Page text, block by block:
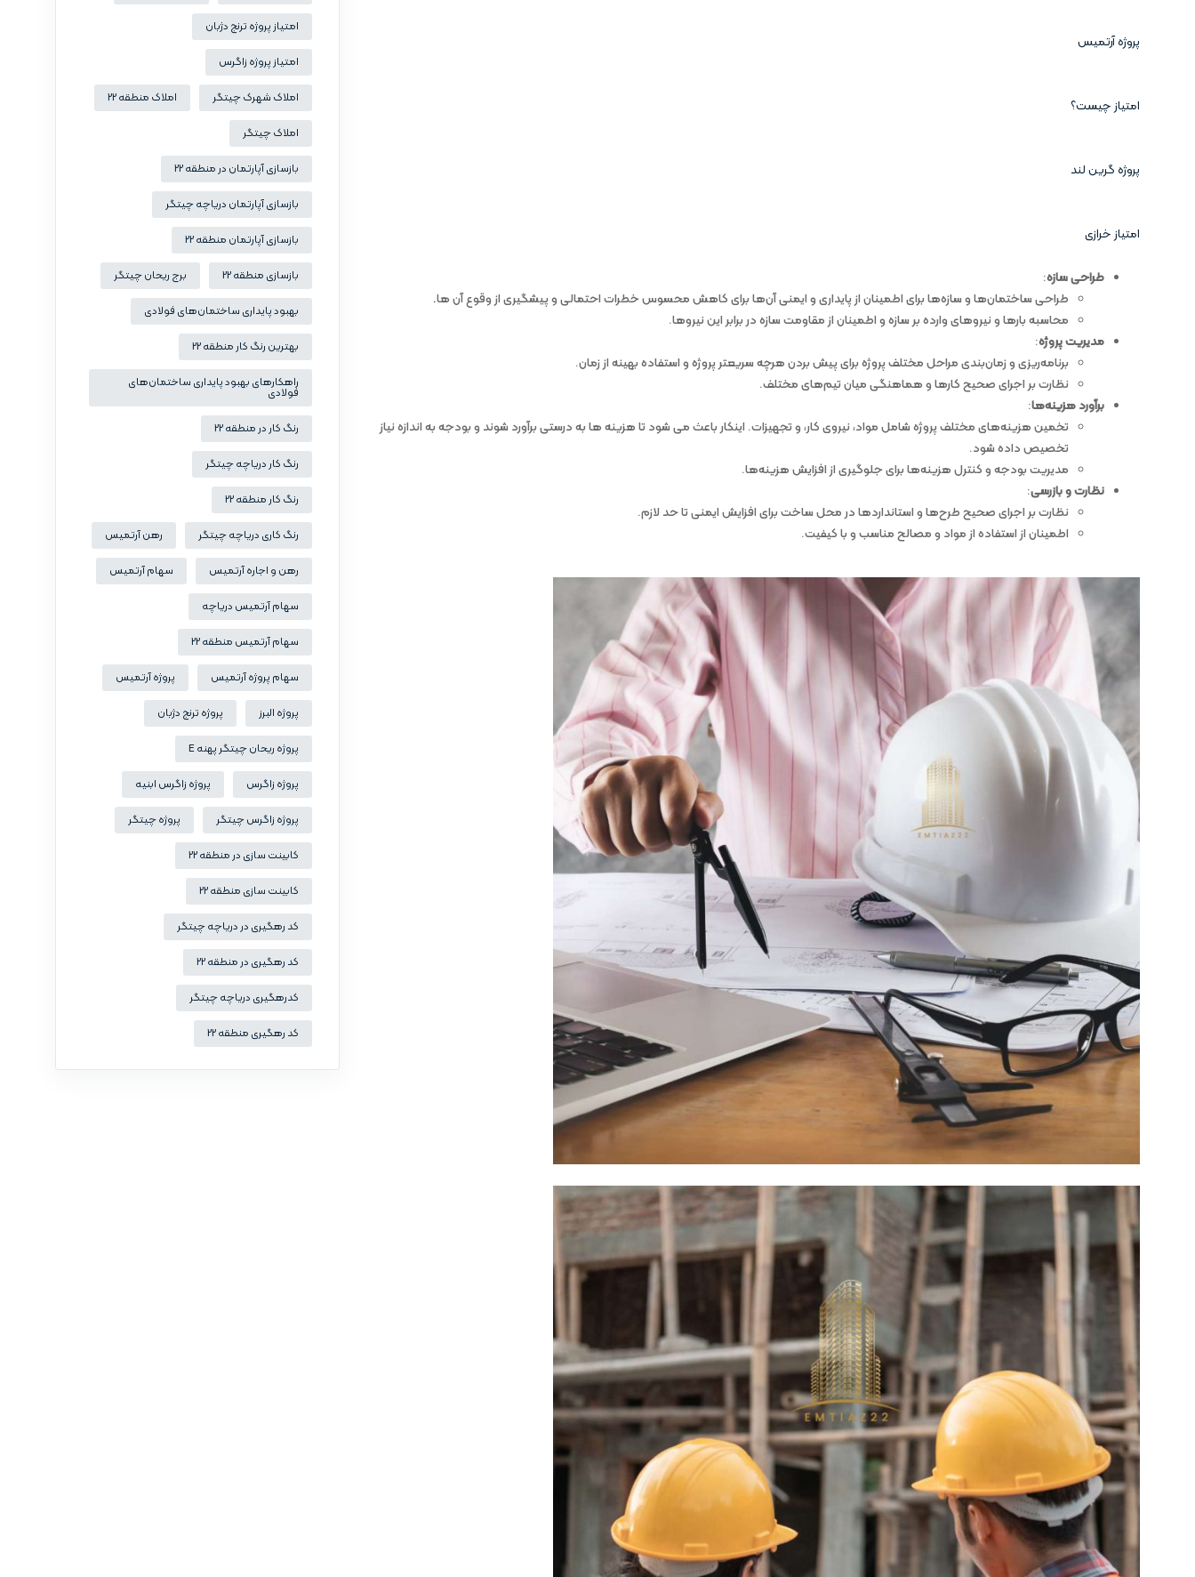
پروژه آرتمیس
امتیاز چیست؟
پروژه گرین لند
امتیاز خرازی
طراحی سازه:
طراحی ساختمان‌ها و سازه‌ها برای اطمینان از پایداری و ایمنی آن‌ها برای کاهش محسوس خطرات احتمالی و پیشگیری از وقوع آن ها.
محاسبه بارها و نیروهای وارده بر سازه و اطمینان از مقاومت سازه در برابر این نیروها.
مدیریت پروژه:
برنامه‌ریزی و زمان‌بندی مراحل مختلف پروژه برای پیش بردن هرچه سریعتر پروژه و استفاده بهینه از زمان.
نظارت بر اجرای صحیح کارها و هماهنگی میان تیم‌های مختلف.
برآورد هزینه‌ها:
تخمین هزینه‌های مختلف پروژه شامل مواد، نیروی کار، و تجهیزات. اینکار باعث می شود تا هزینه ها به درستی برآورد شوند و بودجه به اندازه نیاز
تخصیص داده شود.
مدیریت بودجه و کنترل هزینه‌ها برای جلوگیری از افزایش هزینه‌ها.
نظارت و بازرسی:
نظارت بر اجرای صحیح طرح‌ها و استانداردها در محل ساخت برای افزایش ایمنی تا حد لازم.
اطمینان از استفاده از مواد و مصالح مناسب و با کیفیت.
امتیاز پروژه ترنج دژبان
امتیاز پروژه زاگرس
املاک شهرک چیتگر املاک منطقه 22
املاک چیتگر
بازسازی آپارتمان در منطقه 22
بازسازی آپارتمان دریاچه چیتگر
بازسازی آپارتمان منطقه 22
بازسازی منطقه 22 برج ریحان چیتگر
بهبود پایداری ساختمان‌های فولادی
بهترین رنگ کار منطقه 22
راهکارهای بهبود پایداری ساختمان‌های
فولادی
رنگ کار در منطقه 22
رنگ کار دریاچه چیتگر
رنگ کار منطقه 22
رنگ کاری دریاچه چیتگر رهن آرتمیس
رهن و اجاره آرتمیس سهام آرتمیس
سهام آرتمیس دریاچه
سهام آرتمیس منطقه 22
سهام پروژه آرتمیس پروژه آرتمیس
پروژه البرز پروژه ترنج دژبان
پروژه ریحان چیتگر پهنه E
پروژه زاگرس پروژه زاگرس ابنیه
پروژه زاگرس چیتگر پروژه چیتگر
کابینت سازی در منطقه 22
کابینت سازی منطقه 22
کد رهگیری در دریاچه چیتگر
کد رهگیری در منطقه 22
کدرهگیری دریاچه چیتگر
کد رهگیری منطقه 22